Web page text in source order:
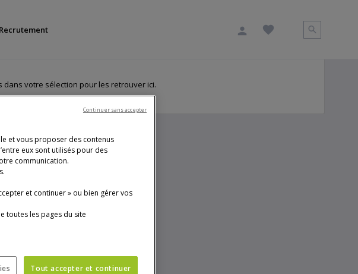
Recrutement
votre sélection pour les retrouver ici.
et vous proposer des contenus
eux sont utilisés pour des
communication.
et continuer » ou bien gérer vos
toutes les pages du site
Tout accepter et continuer
Continuer sans accepter